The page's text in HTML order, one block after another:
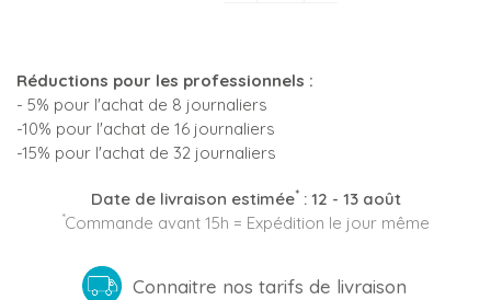
Réductions pour les professionnels :
- 5% pour l'achat de 8 journaliers
-10% pour l'achat de 16 journaliers
-15% pour l'achat de 32 journaliers
Date de livraison estimée*: 12 - 13 août
*Commande avant 15h = Expédition le jour même
Connaitre nos tarifs de livraison